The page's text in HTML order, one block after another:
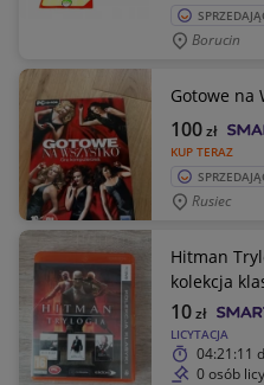
Borucin
Gotowe na
KUP TERAZ
100zł
Rusiec
Hitman
kolekcja
LICYTACJA
10zł
04:21:11
0 osób